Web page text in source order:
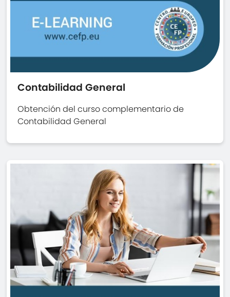
Contabilidad General
Obtención del curso complementario de
Contabilidad General